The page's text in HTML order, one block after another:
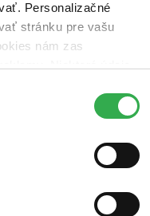
Personalizačné
stránku pre vašu
nám zas
cookies. Ďakujeme!